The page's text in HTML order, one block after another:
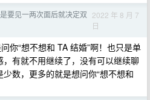
要见一两次面后就决定双 2022 年 8 月 7
日
你“想不想和 TA 结婚”啊！也只是单
有就不用继续了，没有可以继续聊
数，更多的就是想问你“想不想和